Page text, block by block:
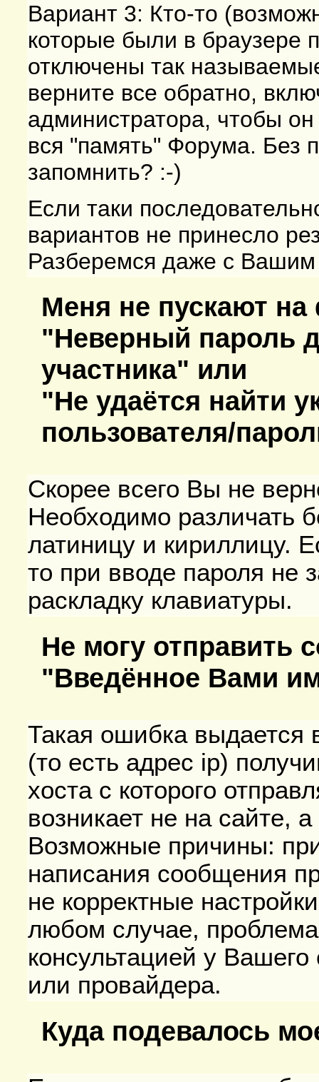
Вариант 3: Кто-то
которые были в браузере
отключены так
верните все обратно,
администратора, чтобы
вся "память" Форума. Без
запомнить? :-)
Если таки
вариантов не принесло
Разберемся даже с
Меня не пускают
"Неверный пароль
участника" или
"Не удаётся найти
пользователя/
Скорее всего Вы не
Необходимо различать
латиницу и кириллицу.
то при вводе пароля не
раскладку клавиатуры.
Не могу отправить
"Введённое Вами
Такая ошибка выдается
(то есть адрес ip)
хоста с которого
возникает не на сайте,
Возможные причины:
написания сообщения
не корректные
любом случае,
консультацией у
или провайдера.
Куда подевалось